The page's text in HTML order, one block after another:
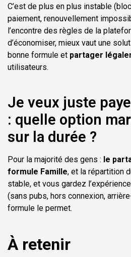
C’est de plus en plus instable
paiement, renouvellement
l’encontre des règles de la
d’économiser, mieux vaut une
bonne formule et partager
utilisateurs.
Je veux juste
: quelle option
sur la durée ?
Pour la majorité des gens : le
formule Famille, et la répartition
stable, et vous gardez
(sans pubs, hors connexion,
formule le permet.
À retenir